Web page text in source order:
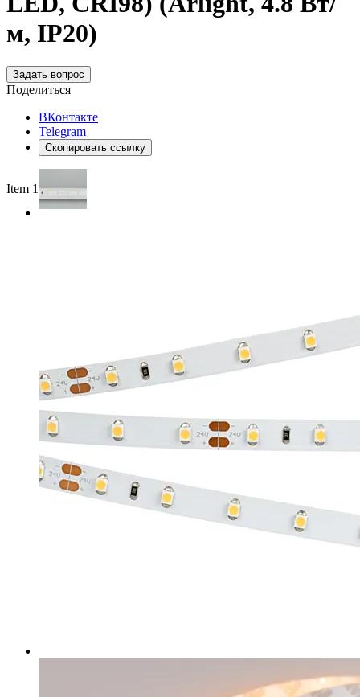
м, IP20)
Задать вопрос
Поделиться
ВКонтакте
Telegram
Скопировать ссылку
Item 1 of 3